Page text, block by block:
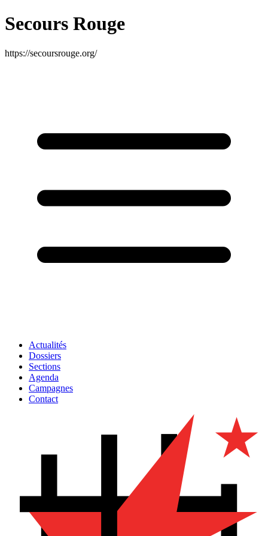
Secours Rouge
https://secoursrouge.org/
Actualités
Dossiers
Sections
Agenda
Campagnes
Contact